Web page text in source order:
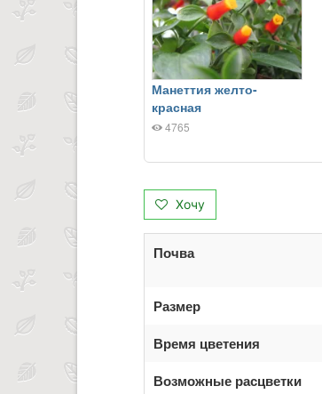
Манеттия желто-
красная
4765
Хочу
Почва
Размер
Время цветения
Возможные расцветки